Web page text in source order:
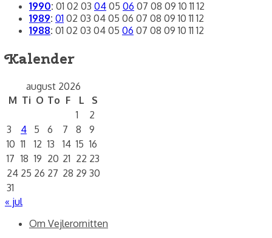
1990: 01 02 03 04 05 06 07 08 09 10 11 12
1989: 01 02 03 04 05 06 07 08 09 10 11 12
1988: 01 02 03 04 05 06 07 08 09 10 11 12
Kalender
august 2026
M Ti O To F L
S
1
2
3
4 5 6 7 8
9
10 11 12 13 14 15 16
17 18 19 20 21 22 23
24 25 26 27 28 29 30
31
« jul
Om Vejlerornitten